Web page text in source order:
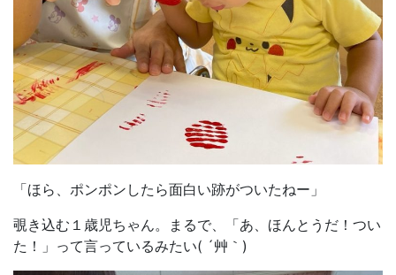
「ほら、ポンポンしたら面白い跡がついたねー」
覗き込む１歳児ちゃん。まるで、「あ、ほんとうだ！つい
た！」って言っているみたい( ´艸｀)